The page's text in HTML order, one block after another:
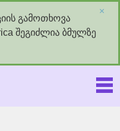
გამოთხოვა
შეგიძლია ბმულზე
×